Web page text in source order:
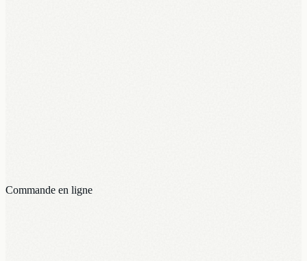
Commande en ligne